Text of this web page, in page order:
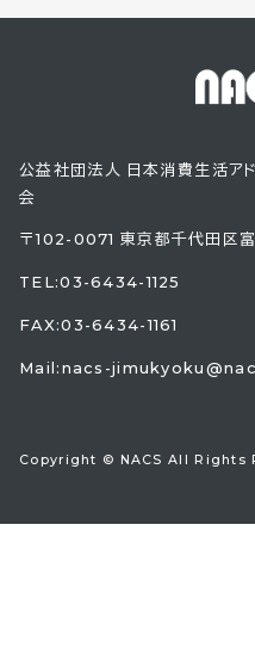
公益社団法人 日本消費生活アド
会
〒102-0071 東京都千代田区
TEL:03-6434-1125
FAX:03-6434-1161
Mail: nacs-
Copyright © NACS All Rights